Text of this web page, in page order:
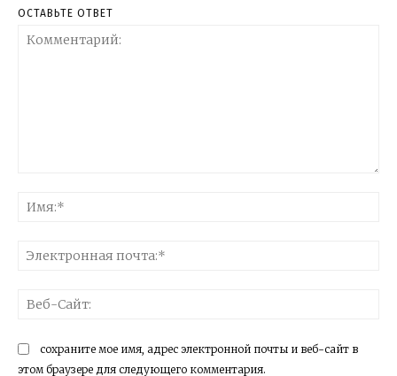
ОСТАВЬТЕ ОТВЕТ
сохраните мое имя, адрес электронной почты и веб-сайт в
этом браузере для следующего комментария.